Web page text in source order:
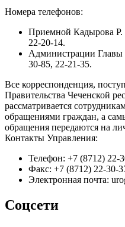
Номера телефонов:
Приемной Кадырова Р.
22-20-14.
Администрации Главы
30-85, 22-21-35.
Все корреспонденция,
Правительства Чеченской
рассматривается
обращениями граждан, а
обращения передаются на
Контакты Управления:
Телефон: +7 (8712) 22-
Факс: +7 (8712) 22-30-
Электронная почта:
Соцсети